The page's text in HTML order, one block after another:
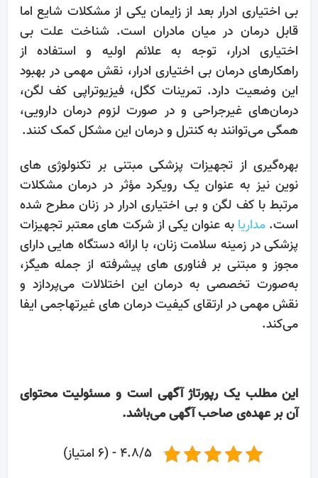
بی‌ اختیاری ادرار بعد از زایمان یکی از مشکلات شایع اما
قابل درمان در میان مادران است. شناخت علت بی‌
اختیاری ادرار، توجه به علائم اولیه و استفاده از
راهکارهای درمان بی‌ اختیاری ادرار، نقش مهمی در بهبود
این وضعیت دارد. تمرینات کگل، فیزیوتراپی کف لگن،
درمان‌های غیرجراحی و در صورت لزوم درمان دارویی،
همگی می‌توانند به کنترل و درمان این مشکل کمک کنند.
بهره‌گیری از تجهیزات پزشکی مبتنی بر تکنولوژی‌ های
نوین نیز به‌ عنوان یک رویکرد مؤثر در درمان مشکلات
مرتبط با کف لگن و بی‌ اختیاری ادرار در زنان مطرح شده
است. مداریا به ‌عنوان یکی از شرکت ‌های معتبر تجهیزات
پزشکی در زمینه سلامت زنان، با ارائه دستگاه‌ هایی دارای
مجوز و مبتنی بر فناوری‌ های پیشرفته از جمله هیگز،
به‌صورت تخصصی به درمان این اختلالات می‌پردازد و
نقش مهمی در ارتقای کیفیت درمان‌ های غیرتهاجمی ایفا
می‌کند.
این مطلب یک رپورتاژ آگهی است و مسئولیت محتوای
آن بر عهده‌ی صاحب آگهی می‌باشد.
4.8/5 - (6 امتیاز)